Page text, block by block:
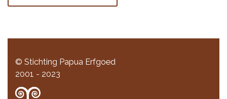
© Stichting Papua Erfgoed
2001 - 2023